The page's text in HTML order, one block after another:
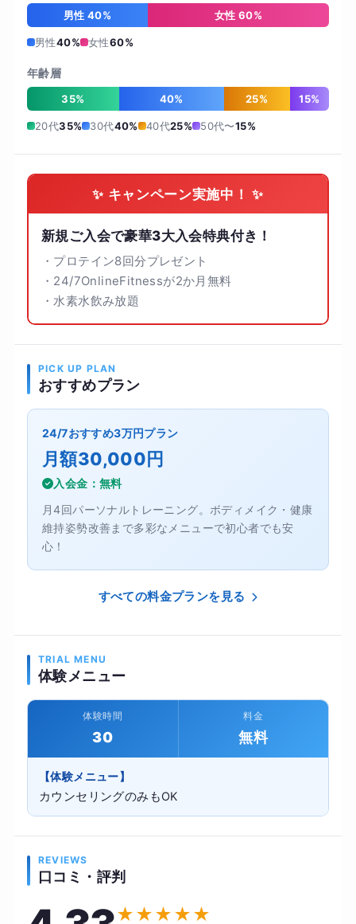
男性 40% 女性 60%
男性40% 女性60%
年齢層
35% 40% 25% 15%
20代35% 30代40% 40代25% 50代〜15%
✨ キャンペーン実施中！ ✨
新規ご入会で豪華3大入会特典付き！
・プロテイン8回分プレゼント
・24/7OnlineFitnessが2か月無料
・水素水飲み放題
PICK UP PLAN
おすすめプラン
24/7おすすめ3万円プラン
月額30,000円
入会金：無料
月4回パーソナルトレーニング。ボディメイク・健康
維持姿勢改善まで多彩なメニューで初心者でも安
心！
すべての料金プランを見る
TRIAL MENU
体験メニュー
体験時間
30
料金
無料
【体験メニュー】
カウンセリングのみもOK
REVIEWS
口コミ・評判
★★★★★